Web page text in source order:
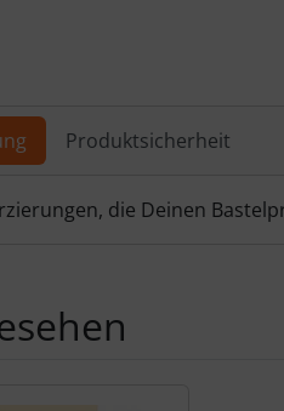
Produktsicherheit
die Deinen